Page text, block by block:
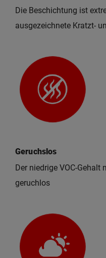
Die Beschichtung ist
ausgezeichnete Kratzt-
Geruchslos
Der niedrige VOC-
geruchlos